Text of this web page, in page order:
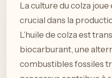
La culture du colza
crucial dans la
L’huile de colza est
biocarburant, une
combustibles fossiles